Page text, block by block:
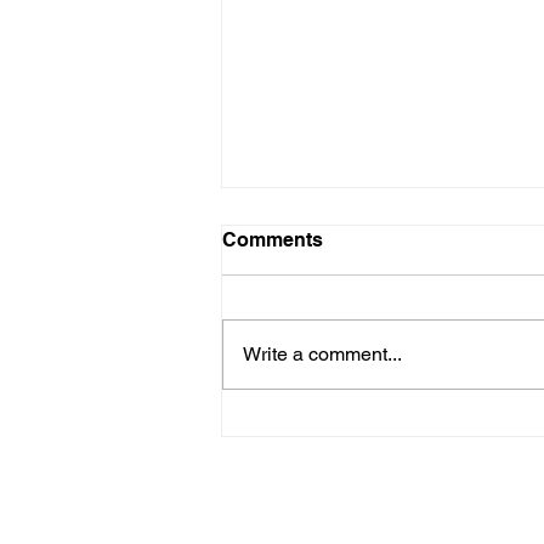
Probleme probleme
Die hoop het toe nie beskaam
noemenswaardige resensie –
Trisa Hugo se skrywe oor...
Comments
Write a comment...